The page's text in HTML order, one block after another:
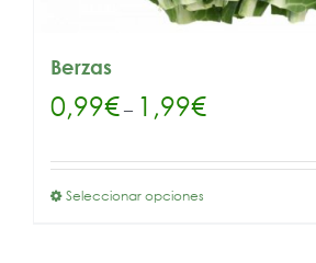
Berzas
0,99€– 1,99€
Seleccionar opciones